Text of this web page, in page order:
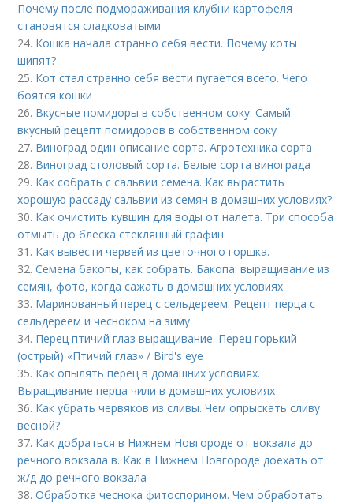
Почему после подмораживания клубни картофеля
становятся сладковатыми
24. Кошка начала странно себя вести. Почему коты
шипят?
25. Кот стал странно себя вести пугается всего. Чего
боятся кошки
26. Вкусные помидоры в собственном соку. Самый
вкусный рецепт помидоров в собственном соку
27. Виноград один описание сорта. Агротехника сорта
28. Виноград столовый сорта. Белые сорта винограда
29. Как собрать с сальвии семена. Как вырастить
хорошую рассаду сальвии из семян в домашних условиях?
30. Как очистить кувшин для воды от налета. Три способа
отмыть до блеска стеклянный графин
31. Как вывести червей из цветочного горшка.
32.Семена бакопы, как собрать. Бакопа: выращивание из
семян, фото, когда сажать в домашних условиях
33. Маринованный перец с сельдереем. Рецепт перца с
сельдереем и чесноком на зиму
34. Перец птичий глаз выращивание. Перец горький
(острый) «Птичий глаз» / Bird's eye
35. Как опылять перец в домашних условиях.
Выращивание перца чили в домашних условиях
36. Как убрать червяков из сливы. Чем опрыскать сливу
весной?
37. Как добраться в Нижнем Новгороде от вокзала до
речного вокзала в. Как в Нижнем Новгороде доехать от
ж/д до речного вокзала
38.Обработка чеснока фитоспорином. Чем обработать